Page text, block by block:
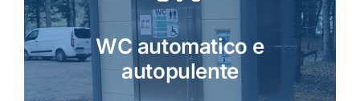
WC automatico e
autopulente